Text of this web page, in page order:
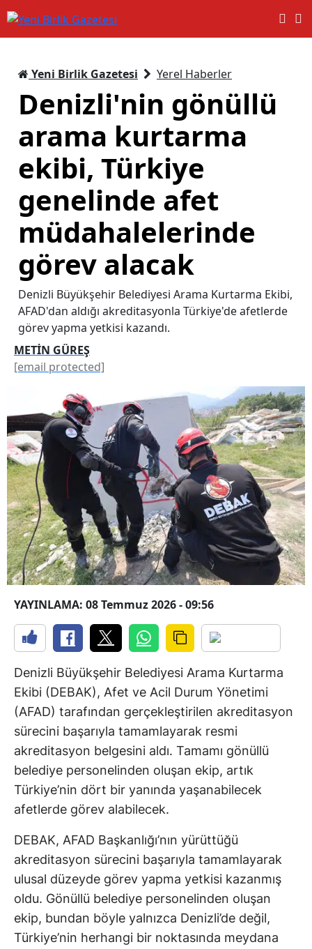
Yeni Birlik Gazetesi Yerel Haberler
Denizli'nin gönüllü
arama kurtarma
ekibi, Türkiye
genelinde afet
müdahalelerinde
görev alacak
Denizli Büyükşehir Belediyesi Arama Kurtarma Ekibi,
AFAD'dan aldığı akreditasyonla Türkiye'de afetlerde
görev yapma yetkisi kazandı.
METİN GÜREŞ
[email protected]
YAYINLAMA: 08 Temmuz 2026 - 09:56
Denizli Büyükşehir Belediyesi Arama Kurtarma
Ekibi (DEBAK), Afet ve Acil Durum Yönetimi
(AFAD) tarafından gerçekleştirilen akreditasyon
sürecini başarıyla tamamlayarak resmi
akreditasyon belgesini aldı. Tamamı gönüllü
belediye personelinden oluşan ekip, artık
Türkiye’nin dört bir yanında yaşanabilecek
afetlerde görev alabilecek.
DEBAK, AFAD Başkanlığı’nın yürüttüğü
akreditasyon sürecini başarıyla tamamlayarak
ulusal düzeyde görev yapma yetkisi kazanmış
oldu. Gönüllü belediye personelinden oluşan
ekip, bundan böyle yalnızca Denizli’de değil,
Türkiye’nin herhangi bir noktasında meydana